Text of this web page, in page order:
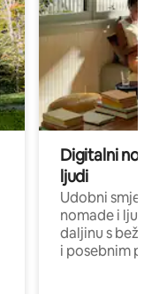
Digitalni
ljudi
Udobni
nomade i ljude
daljinu s
i posebnim